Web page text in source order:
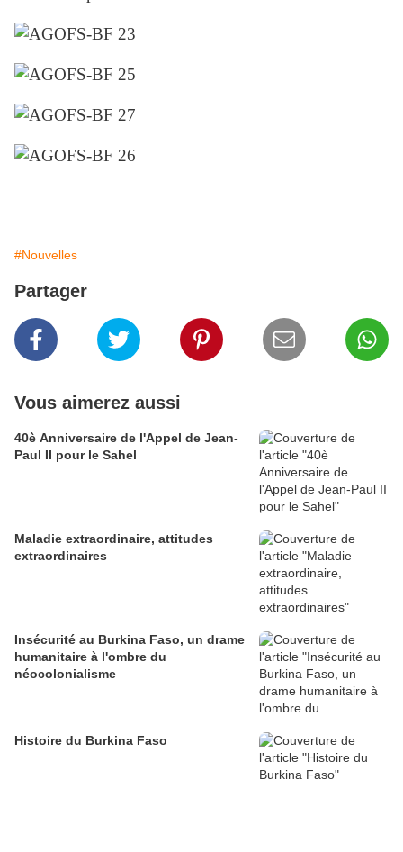
#Nouvelles
Partager
Vous aimerez aussi
40è Anniversaire de l'Appel de Jean-
Paul II pour le Sahel
Maladie extraordinaire, attitudes
extraordinaires
Insécurité au Burkina Faso, un drame
humanitaire à l'ombre du
néocolonialisme
Histoire du Burkina Faso